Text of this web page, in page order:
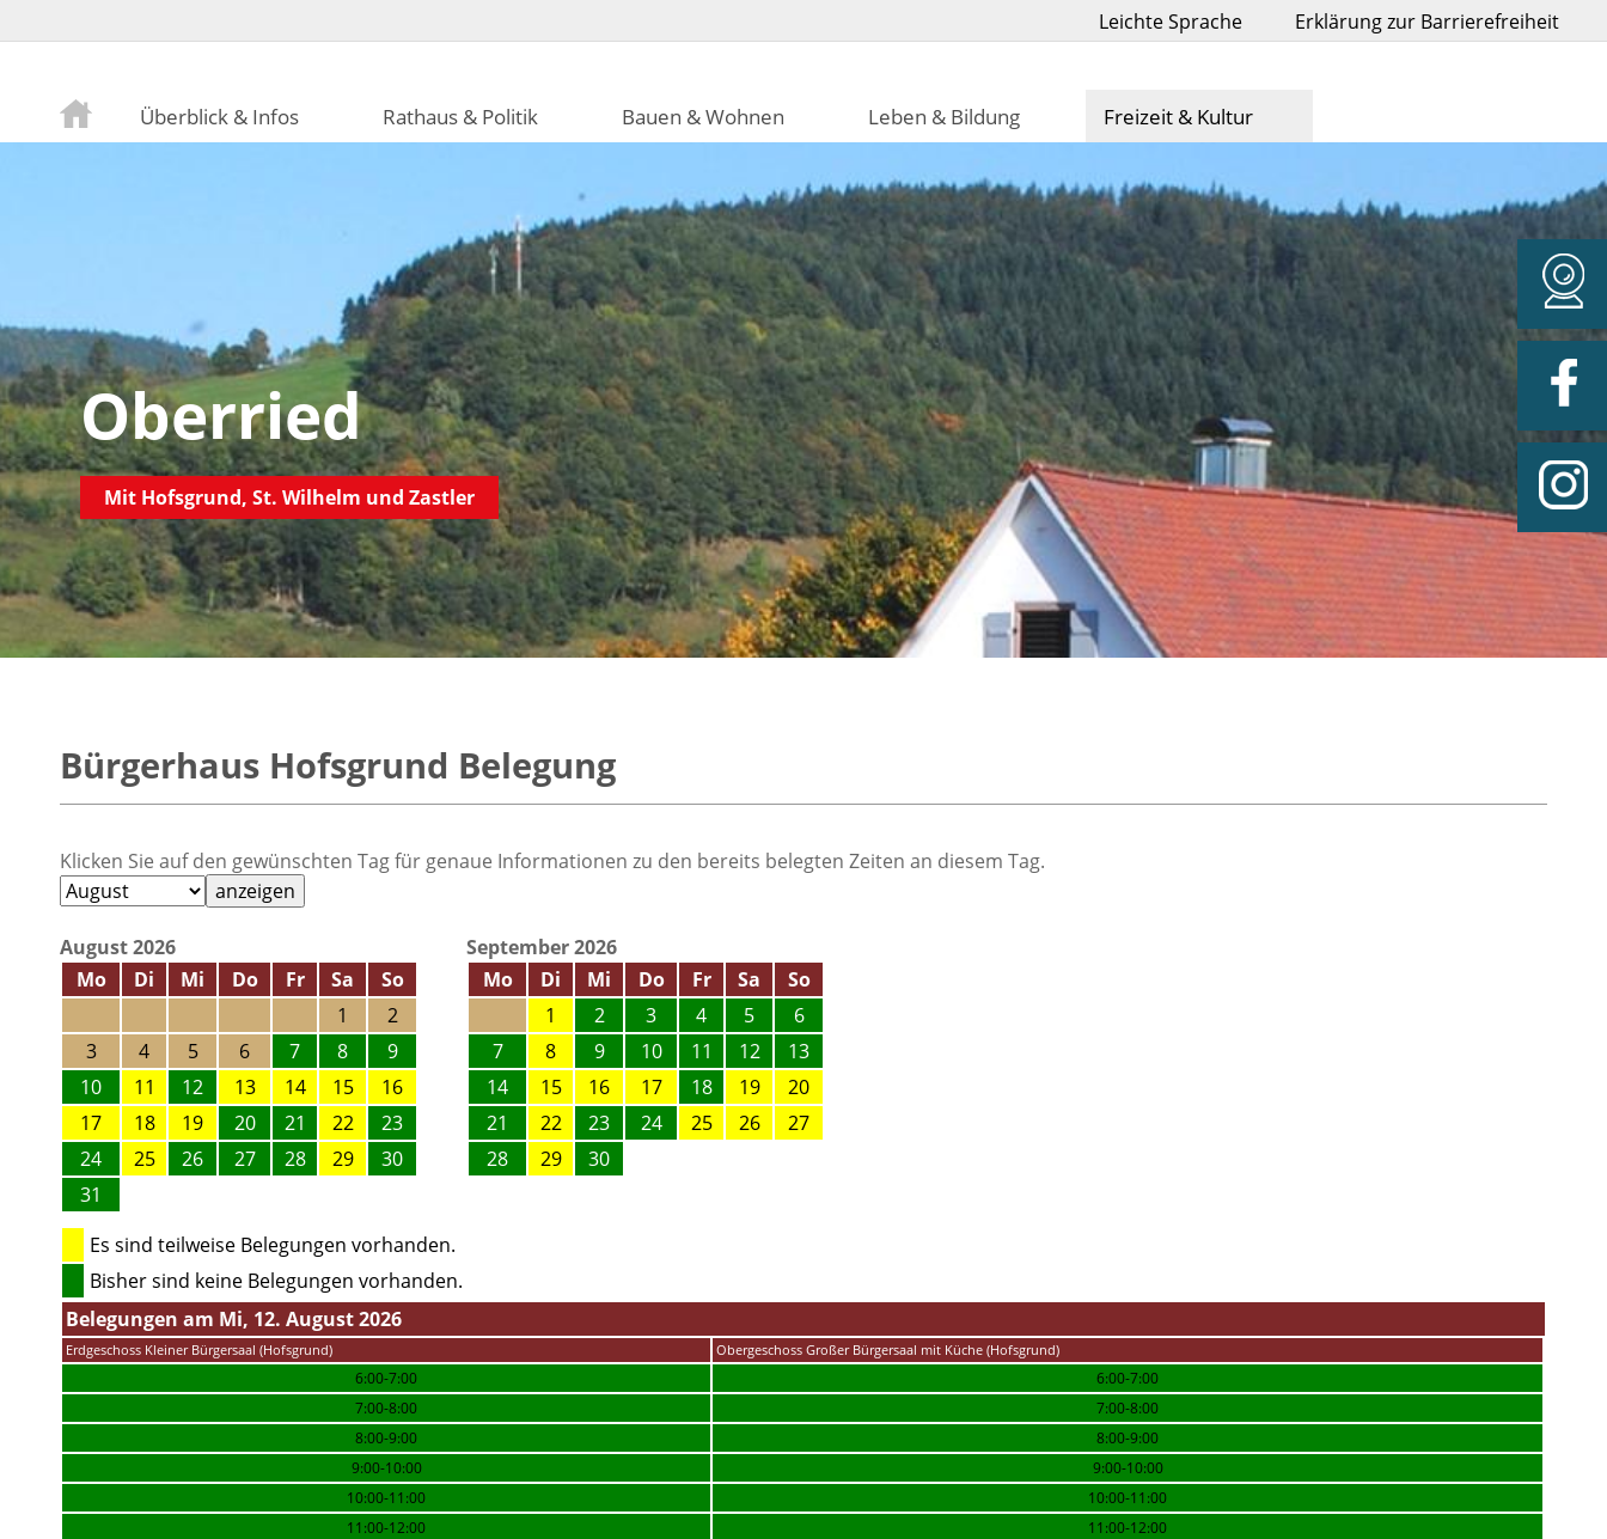
Leichte Sprache Erklärung zur Barrierefreiheit
Überblick & Infos Rathaus & Politik Bauen & Wohnen Leben & Bildung Freizeit & Kultur
Oberried
Mit Hofsgrund, St. Wilhelm und Zastler
Bürgerhaus Hofsgrund Belegung
Klicken Sie auf den gewünschten Tag für genaue Informationen zu den bereits belegten Zeiten an diesem Tag.
August 2026
Mo
Di Mi Do Fr Sa
So
1
2
3
4 5 6 7 8
9
10
11 12 13 14 15
16
17
18 19 20 21 22
23
24
25 26 27 28 29
30
31
September 2026
Mo
Di Mi Do Fr Sa
So
1
2 3 4 5
6
7
8 9 10 11 12
13
14
15 16 17 18 19
20
21
22 23 24 25 26
27
28
29 30
Es sind teilweise Belegungen vorhanden.
Bisher sind keine Belegungen vorhanden.
Belegungen am Mi, 12. August 2026
Erdgeschoss Kleiner Bürgersaal (Hofsgrund) Obergeschoss Großer Bürgersaal mit Küche (Hofsgrund)
6:00-7:00
6:00-7:00
7:00-8:00
7:00-8:00
8:00-9:00
8:00-9:00
9:00-10:00
9:00-10:00
10:00-11:00
10:00-11:00
11:00-12:00
11:00-12:00